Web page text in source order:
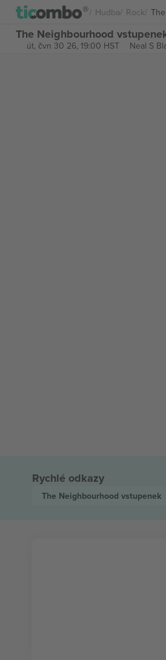
Hudba Rock
The Neighbourhood
út, čvn 30 26, 19:00 HST Neal S
Rychlé odkazy
The Neighbourhood vstupenek